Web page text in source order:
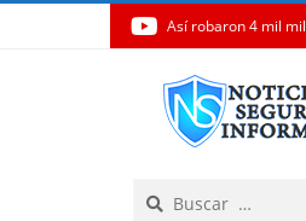
Así robaron 4 mil